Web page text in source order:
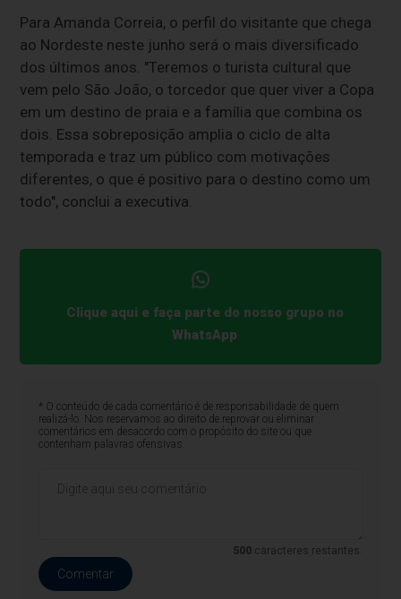
Para Amanda Correia, o perfil do visitante que chega
ao Nordeste neste junho será o mais diversificado
dos últimos anos. "Teremos o turista cultural que
vem pelo São João, o torcedor que quer viver a Copa
em um destino de praia e a família que combina os
dois. Essa sobreposição amplia o ciclo de alta
temporada e traz um público com motivações
diferentes, o que é positivo para o destino como um
todo", conclui a executiva.
Clique aqui e faça parte do nosso grupo no
WhatsApp
* O conteúdo de cada comentário é de responsabilidade de quem
realizá-lo. Nos reservamos ao direito de reprovar ou eliminar
comentários em desacordo com o propósito do site ou que
contenham palavras ofensivas.
500 caracteres restantes.
Comentar